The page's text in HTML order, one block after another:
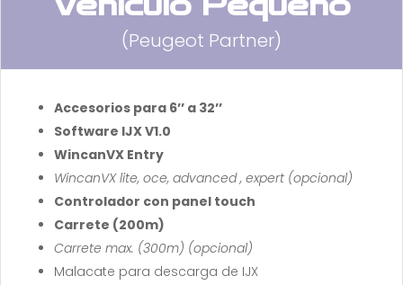
Vehículo Pequeño
(Peugeot Partner)
Accesorios para 6’’ a 32’’
Software IJX V1.0
WincanVX Entry
WincanVX lite, oce, advanced , expert (opcional)
Controlador con panel touch
Carrete (200m)
Carrete max. (300m) (opcional)
Malacate para descarga de IJX